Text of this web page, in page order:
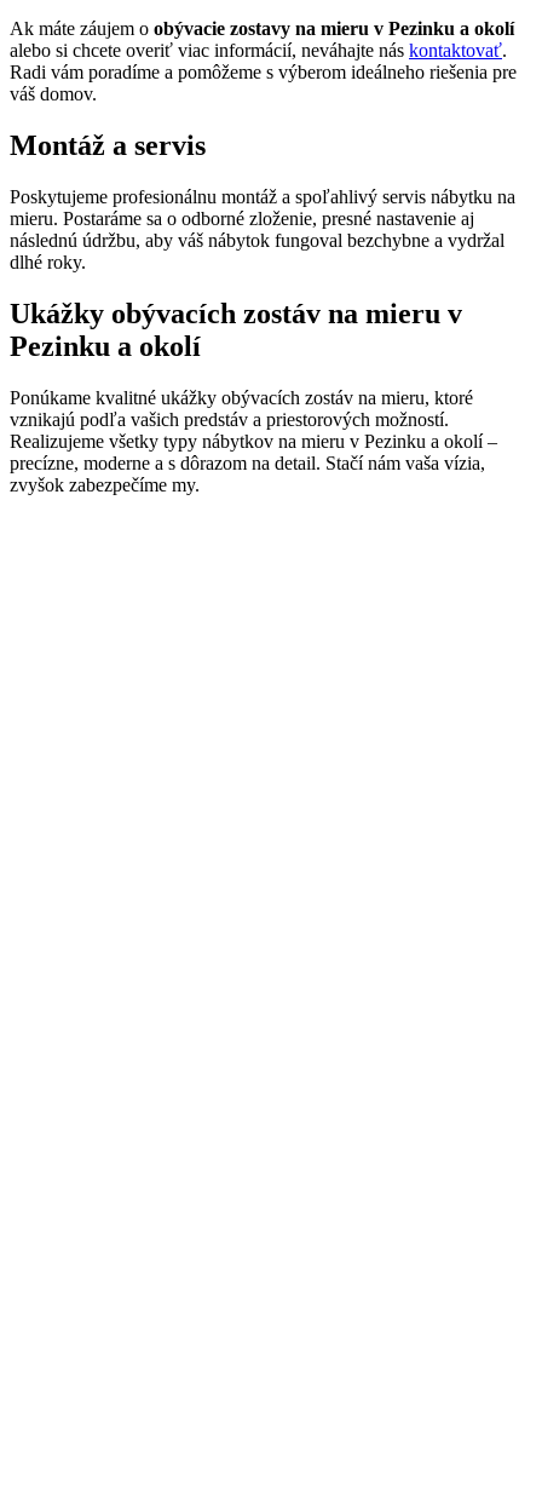
Ak máte záujem o obývacie zostavy na mieru v Pezinku a okolí
alebo si chcete overiť viac informácií, neváhajte nás kontaktovať.
Radi vám poradíme a pomôžeme s výberom ideálneho riešenia pre
váš domov.
Montáž a servis
Poskytujeme profesionálnu montáž a spoľahlivý servis nábytku na
mieru. Postaráme sa o odborné zloženie, presné nastavenie aj
následnú údržbu, aby váš nábytok fungoval bezchybne a vydržal
dlhé roky.
Ukážky obývacích zostáv na mieru v
Pezinku a okolí
Ponúkame kvalitné ukážky obývacích zostáv na mieru, ktoré
vznikajú podľa vašich predstáv a priestorových možností.
Realizujeme všetky typy nábytkov na mieru v Pezinku a okolí –
precízne, moderne a s dôrazom na detail. Stačí nám vaša vízia,
zvyšok zabezpečíme my.